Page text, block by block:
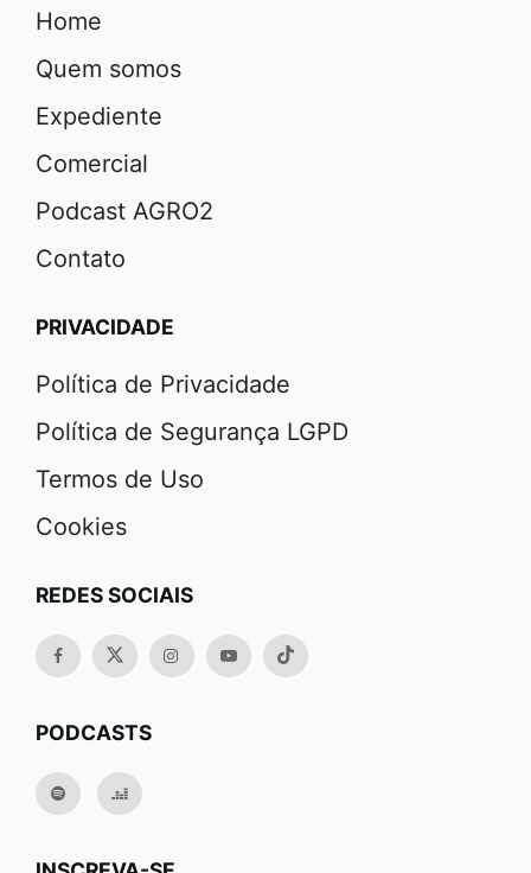
Home
Quem somos
Expediente
Comercial
Podcast AGRO2
Contato
PRIVACIDADE
Política de Privacidade
Política de Segurança LGPD
Termos de Uso
Cookies
REDES SOCIAIS
PODCASTS